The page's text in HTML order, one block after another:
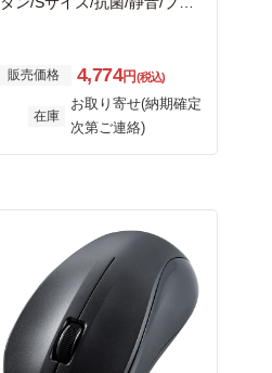
販売価格 4,774円(税込)
在庫
お取り寄せ(納期確定
次第ご連絡)